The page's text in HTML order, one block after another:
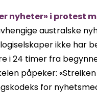
nyheter» i protest
australske
ikke har
i 24 timer fra
påpeker:
for